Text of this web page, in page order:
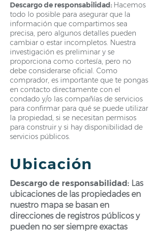
Descargo de responsabilidad: Hacemos
todo lo posible para asegurar que la
información que compartimos sea
precisa, pero algunos detalles pueden
cambiar o estar incompletos. Nuestra
investigación es preliminar y se
proporciona como cortesía, pero no
debe considerarse oficial. Como
comprador, es importante que te pongas
en contacto directamente con el
condado y/o las compañías de servicios
para confirmar para qué se puede utilizar
la propiedad, si se necesitan permisos
para construir y si hay disponibilidad de
servicios públicos.
Ubicación
Descargo de responsabilidad: Las
ubicaciones de las propiedades en
nuestro mapa se basan en
direcciones de registros públicos y
pueden no ser siempre exactas